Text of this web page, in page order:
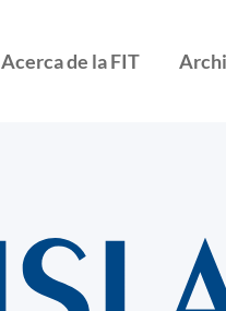
Acerca de la FIT